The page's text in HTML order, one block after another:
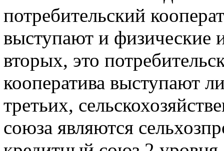
потребительский
выступают и физические
вторых, это
кооператива выступают
третьих,
союза являются